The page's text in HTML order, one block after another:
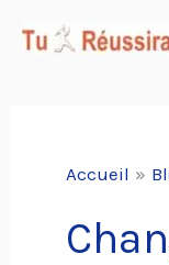
Accueil